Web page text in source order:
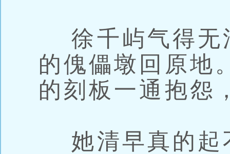
徐千屿气得无
的傀儡墩回原地
的刻板一通抱怨
她清早真的起